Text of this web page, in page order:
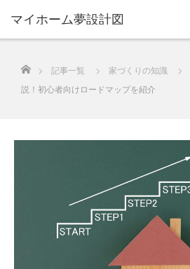
マイホーム夢設計図
ホーム
記事一覧 家づくりの知識
説！初心者向けロードマップを紹介